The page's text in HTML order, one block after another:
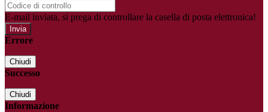
E-mail inviata, si prega di controllare la casella di posta elettronica!
Errore
Chiudi
Successo
Chiudi
Informazione